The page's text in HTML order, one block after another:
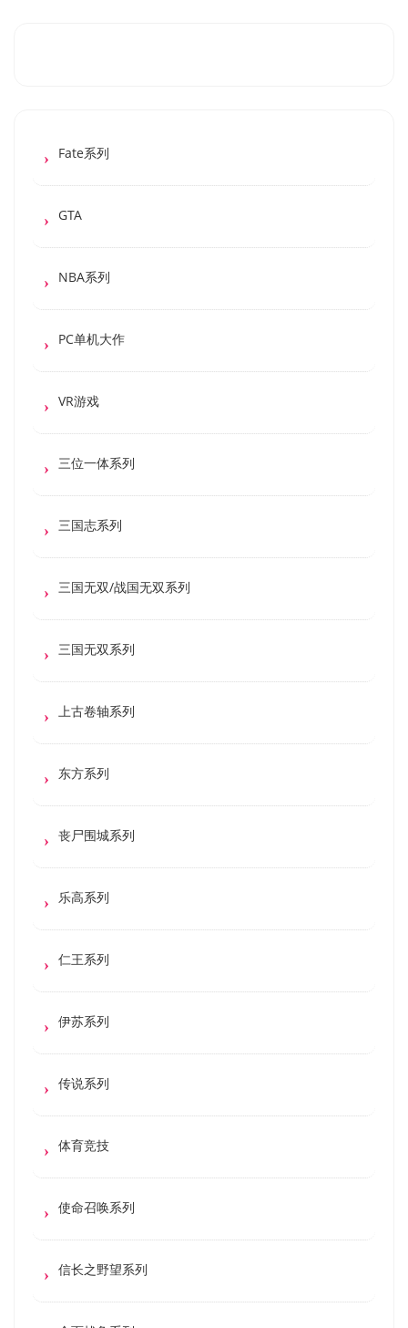
Fate系列
GTA
NBA系列
PC单机大作
VR游戏
三位一体系列
三国志系列
三国无双/战国无双系列
三国无双系列
上古卷轴系列
东方系列
丧尸围城系列
乐高系列
仁王系列
伊苏系列
传说系列
体育竞技
使命召唤系列
信长之野望系列